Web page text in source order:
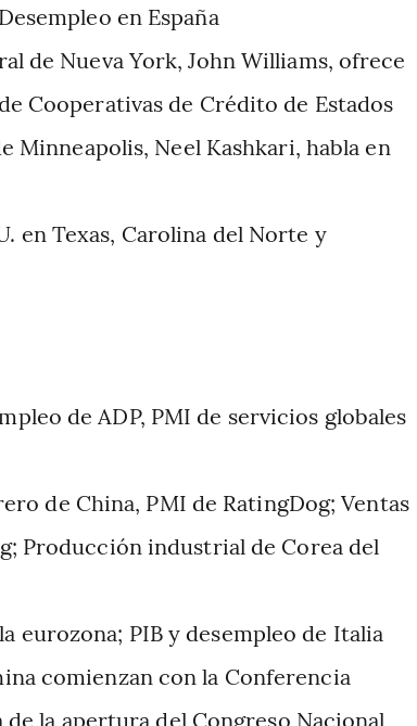
en España
de Nueva York, John Williams, ofrece
Cooperativas de Crédito de Estados
Minneapolis, Neel Kashkari, habla en
en Texas, Carolina del Norte y
de ADP, PMI de servicios globales
de China, PMI de RatingDog; Ventas
Producción industrial de Corea del
eurozona; PIB y desempleo de Italia
comienzan con la Conferencia
la apertura del Congreso Nacional